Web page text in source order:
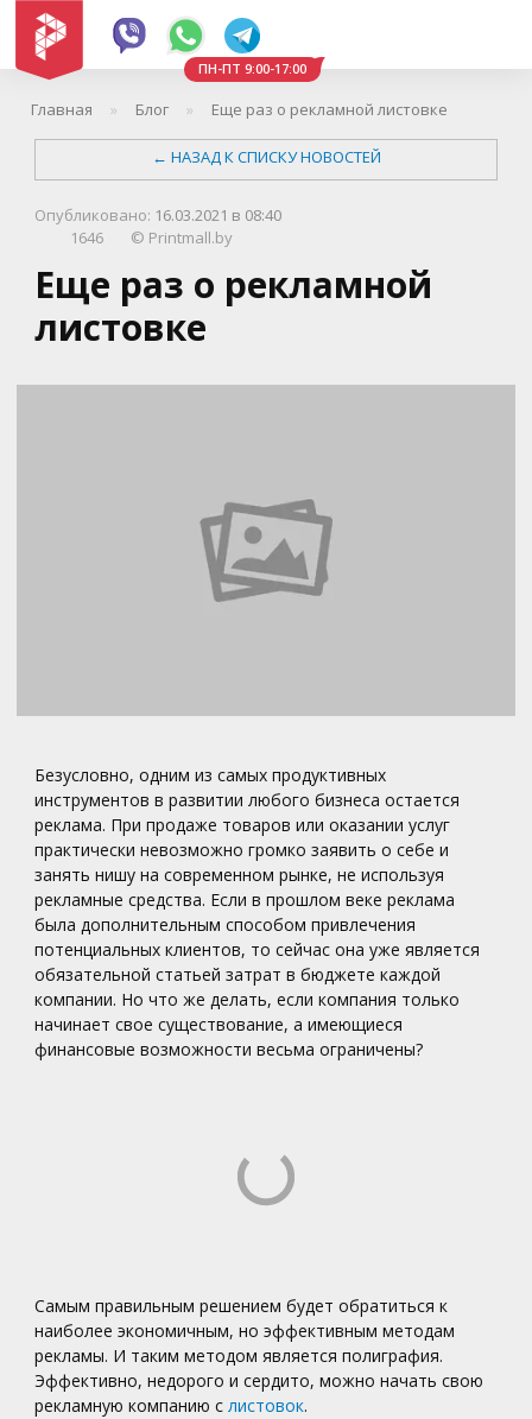
ПН-ПТ 9:00-17:00
Главная Блог Еще раз о рекламной листовке
← НАЗАД К СПИСКУ НОВОСТЕЙ
Опубликовано: 16.03.2021 в 08:40
1646
© Printmall.by
Еще раз о рекламной
листовке
Безусловно, одним из самых продуктивных
инструментов в развитии любого бизнеса остается
реклама. При продаже товаров или оказании услуг
практически невозможно громко заявить о себе и
занять нишу на современном рынке, не используя
рекламные средства. Если в прошлом веке реклама
была дополнительным способом привлечения
потенциальных клиентов, то сейчас она уже является
обязательной статьей затрат в бюджете каждой
компании. Но что же делать, если компания только
начинает свое существование, а имеющиеся
финансовые возможности весьма ограничены?
Самым правильным решением будет обратиться к
наиболее экономичным, но эффективным методам
рекламы. И таким методом является полиграфия.
Эффективно, недорого и сердито, можно начать свою
рекламную компанию слистовок.